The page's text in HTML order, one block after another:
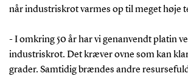
når industriskrot varmes op til meget høje
- I omkring 50 år har vi genanvendt platin
industriskrot. Det kræver ovne som kan
grader. Samtidig brændes andre